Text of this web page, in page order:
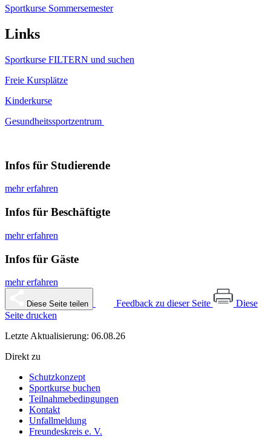
Sportkurse Sommersemester
Links
Sportkurse FILTERN und suchen
Freie Kursplätze
Kinderkurse
Gesundheitssportzentrum
Infos für Studierende
mehr erfahren
Infos für Beschäftigte
mehr erfahren
Infos für Gäste
mehr erfahren
Diese Seite teilen Feedback zu dieser Seite
Diese
Seite drucken
Letzte Aktualisierung: 06.08.26
Direkt zu
Schutzkonzept
Sportkurse buchen
Teilnahmebedingungen
Kontakt
Unfallmeldung
Freundeskreis e. V.